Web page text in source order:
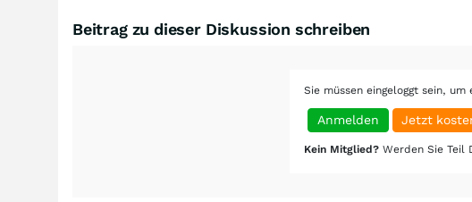
Beitrag zu dieser Diskussion schreiben
Sie müssen eingeloggt sein, um
Anmelden Jetzt
Kein Mitglied? Werden Sie Teil